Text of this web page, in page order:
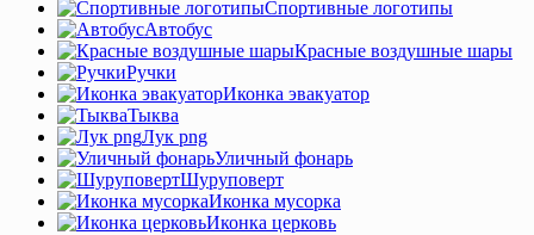
Спортивные логотипы
Автобус
Красные воздушные шары
Ручки
Иконка эвакуатор
Тыква
Лук png
Уличный фонарь
Шуруповерт
Иконка мусорка
Иконка церковь